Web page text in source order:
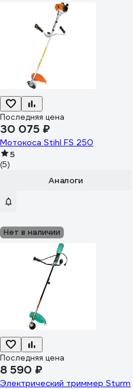
Последняя цена
30 075 ₽
Мотокоса Stihl FS 250
5
(5)
Аналоги
Нет в наличии
Последняя цена
8 590 ₽
Электрический триммер Sturm